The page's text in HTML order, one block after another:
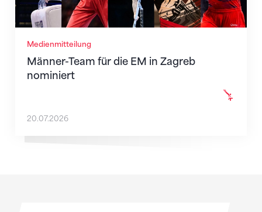
Medienmitteilung
Männer-Team für die EM in Zagreb
nominiert
20.07.2026